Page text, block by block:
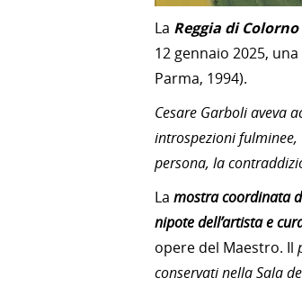
La Reggia di Colorno
12 gennaio 2025,
Parma, 1994).
Cesare Garboli aveva
introspezioni fulminee,
persona, la
La mostra coordinata
nipote dell’artista e
opere del Maestro. Il
conservati nella Sala